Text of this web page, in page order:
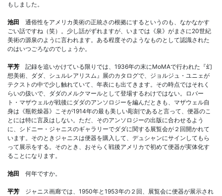
もしました。
池田 通俗性をアメリカ美術の正統さの根拠にするというのも、なかなかす
ごい話ですね（笑）。少し話がずれますが、いまでは《泉》がまさに20世紀
美術の源泉のように言われます。ある程度そのようなものとして認識された
のはいつごろなのでしょうか。
平芳 記録を追いかけている限りでは、1936年の末にMoMAで行われた『幻
想美術、ダダ、シュルレアリスム』展のカタログで、ジョルジュ・ユニェが
テクストの中で少し触れていて、年表にも出てきます。その時点ではそれく
らいの扱いで、ダダのメルクマールとして登場するわけではない。ロバー
ト・マザウェルが戦後にダダのアンソロジーを編んだときも、マザウェル自
身は《瓶乾燥器》こそが1914年の最も美しい彫刻であると言って、便器のこ
とには特に言及はしない。ただ、そのアンソロジーの出版に合わせるよう
に、シドニー・ジャニスのギャラリーでダダに関する展覧会が２回開かれて
います。そのときジャニスは便器を購入して、デュシャンにサインしてもら
って展示をする。そのとき、おそらく戦後アメリカで初めて便器が実体化す
ることになります。
池田 何年ですか。
平芳 ジャニス画廊では、1950年と1953年の２回、展覧会に便器が展示され